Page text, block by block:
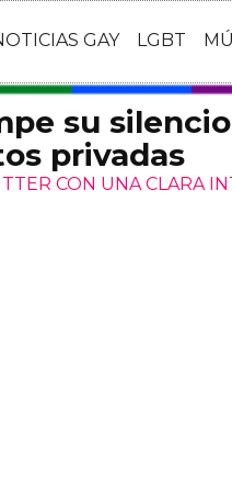
GAY LGBT
su
privadas
CON UNA CLARA